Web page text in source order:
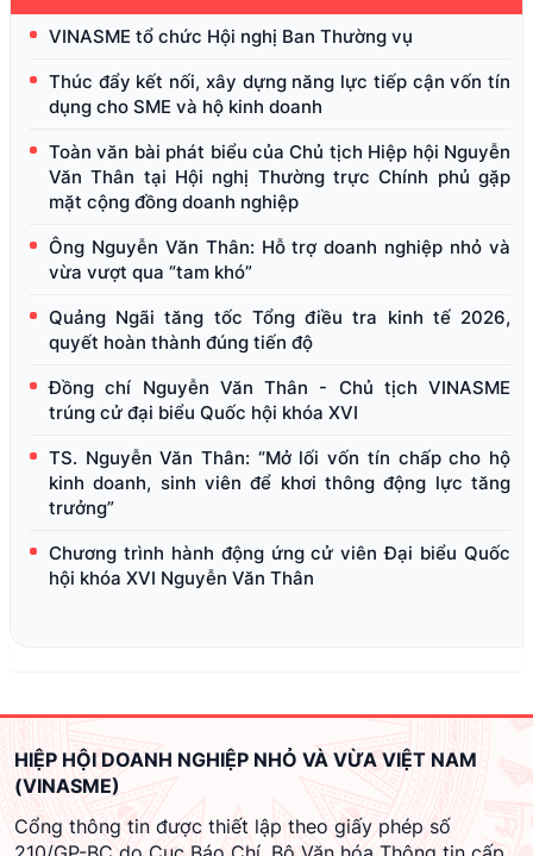
VINASME tổ chức Hội nghị Ban Thường vụ
Thúc đẩy kết nối, xây dựng năng lực tiếp cận vốn tín
dụng cho SME và hộ kinh doanh
Toàn văn bài phát biểu của Chủ tịch Hiệp hội Nguyễn
Văn Thân tại Hội nghị Thường trực Chính phủ gặp
mặt cộng đồng doanh nghiệp
Ông Nguyễn Văn Thân: Hỗ trợ doanh nghiệp nhỏ và
vừa vượt qua “tam khó”
Quảng Ngãi tăng tốc Tổng điều tra kinh tế 2026,
quyết hoàn thành đúng tiến độ
Đồng chí Nguyễn Văn Thân - Chủ tịch VINASME
trúng cử đại biểu Quốc hội khóa XVI
TS. Nguyễn Văn Thân: “Mở lối vốn tín chấp cho hộ
kinh doanh, sinh viên để khơi thông động lực tăng
trưởng”
Chương trình hành động ứng cử viên Đại biểu Quốc
hội khóa XVI Nguyễn Văn Thân
HIỆP HỘI DOANH NGHIỆP NHỎ VÀ VỪA VIỆT NAM
(VINASME)
Cổng thông tin được thiết lập theo giấy phép số